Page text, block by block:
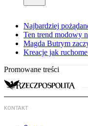
Najbardziej
Ten trend modowy
Magda Butrym
Kreacje jak
Promowane treści
KONTAKT